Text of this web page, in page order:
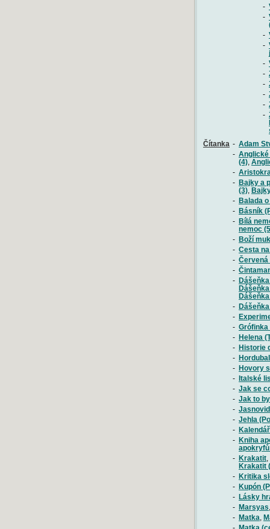
-
-
-
-
-
-
-
-
-
-
Čítanka - Adam
-
(4)
-
- Bajky a
(3)
- Balada
- Básník
- Bílá
nemoc
- Boží
- Cesta
- Červená
-
-
-
-
- Grófinka
- Helena
- Historie
- Hordubal
- Hovory
- Italské
- Jak se
- Jak to
-
- Jehla
- Kalendář
- Kniha
apokryfů
- Krakatit
Krakatit
- Kritika
- Kupón
- Lásky
- Marsyas
- Matka
- Matka